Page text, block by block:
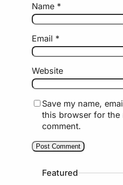
Name *
Email *
Website
Save my name,
this browser for the
comment.
Featured